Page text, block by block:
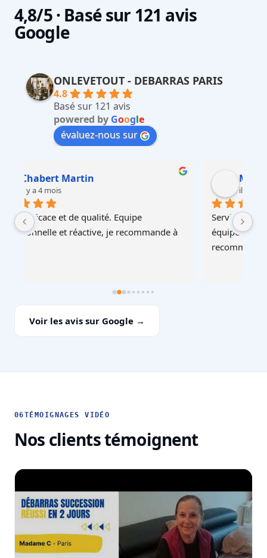
4,8/5 · Basé sur 121 avis
Google
ONLEVETOUT - DEBARRAS PARIS
4.8
Basé sur 121 avis
powered by Google
évaluez-nous sur
Martin Faliu
Service au top, devis ultra rapide et cohérent,
équipes professionnelles et soignéesJe
Voir les avis sur Google →
06TÉMOIGNAGES VIDÉO
Nos clients témoignent